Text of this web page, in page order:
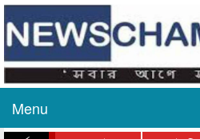
Menu